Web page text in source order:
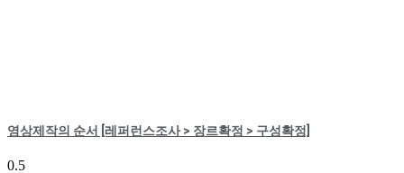
영상제작의 순서 [레퍼런스조사 > 장르확정 > 구성확정]